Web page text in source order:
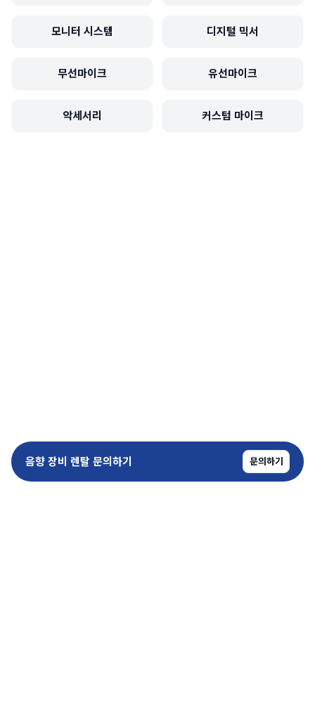
모니터 시스템 디지털 믹서
무선마이크 유선마이크
악세서리 커스텀 마이크
음향 장비 렌탈 문의하기 문의하기